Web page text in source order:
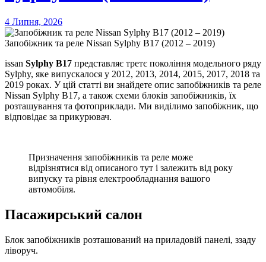
4 Липня, 2026
Запобіжник та реле Nissan Sylphy B17 (2012 – 2019)
issan Sylphy B17 представляє третє покоління модельного ряду
Sylphy, яке випускалося у 2012, 2013, 2014, 2015, 2017, 2018 та
2019 роках. У цій статті ви знайдете опис запобіжників та реле
Nissan Sylphy B17, а також схеми блоків запобіжників, їх
розташування та фотоприклади. Ми виділимо запобіжник, що
відповідає за прикурювач.
Призначення запобіжників та реле може
відрізнятися від описаного тут і залежить від року
випуску та рівня електрообладнання вашого
автомобіля.
Пасажирський салон
Блок запобіжників розташований на приладовій панелі, ззаду
ліворуч.